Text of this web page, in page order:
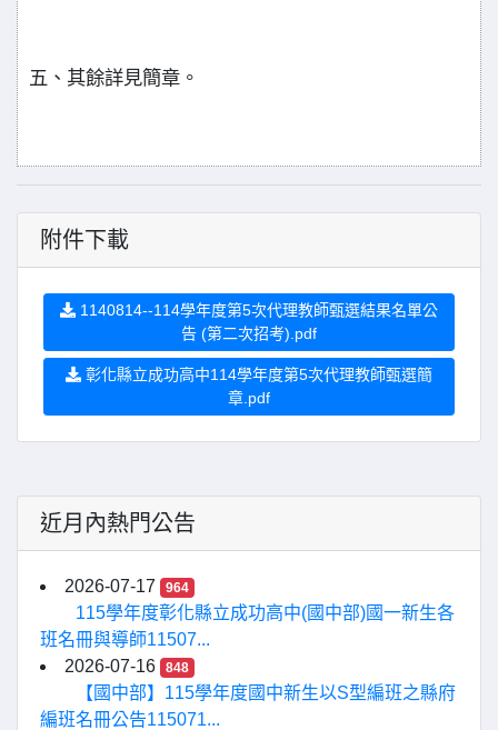
五、其餘詳見簡章。
附件下載
1140814--114學年度第5次代理教師甄選結果名單公
告 (第二次招考).pdf
彰化縣立成功高中114學年度第5次代理教師甄選簡
章.pdf
近月內熱門公告
2026-07-17 964
115學年度彰化縣立成功高中(國中部)國一新生各
班名冊與導師11507...
2026-07-16
848
【國中部】115學年度國中新生以S型編班之縣府
編班名冊公告115071...